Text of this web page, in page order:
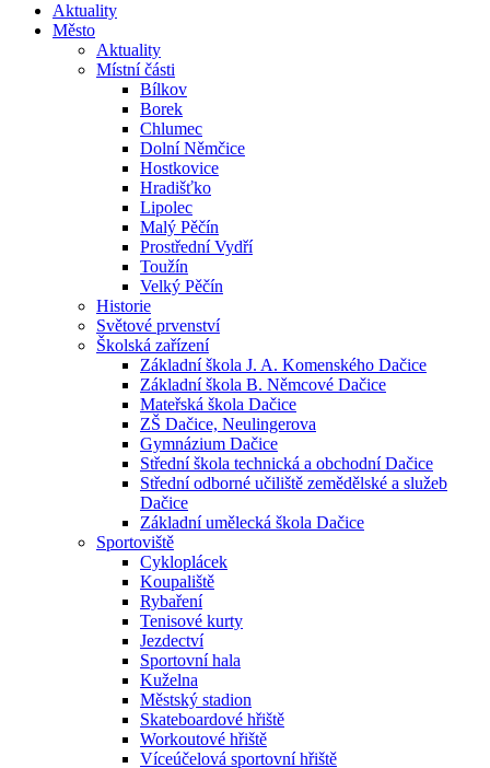
Aktuality
Město
Aktuality
Místní části
Bílkov
Borek
Chlumec
Dolní Němčice
Hostkovice
Hradišťko
Lipolec
Malý Pěčín
Prostřední Vydří
Toužín
Velký Pěčín
Historie
Světové prvenství
Školská zařízení
Základní škola J. A. Komenského Dačice
Základní škola B. Němcové Dačice
Mateřská škola Dačice
ZŠ Dačice, Neulingerova
Gymnázium Dačice
Střední škola technická a obchodní Dačice
Střední odborné učiliště zemědělské a služeb
Dačice
Základní umělecká škola Dačice
Sportoviště
Cykloplácek
Koupaliště
Rybaření
Tenisové kurty
Jezdectví
Sportovní hala
Kuželna
Městský stadion
Skateboardové hřiště
Workoutové hřiště
Víceúčelová sportovní hřiště